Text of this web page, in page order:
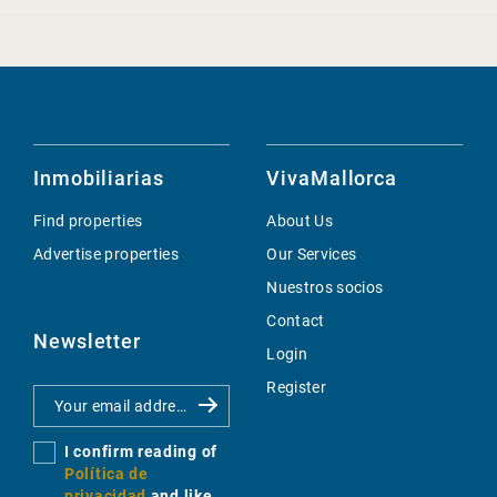
Inmobiliarias
Find properties
Advertise properties
Newsletter
I confirm reading of
Política de
VivaMallorca
About Us
Our Services
Nuestros socios
Contact
Login
Register